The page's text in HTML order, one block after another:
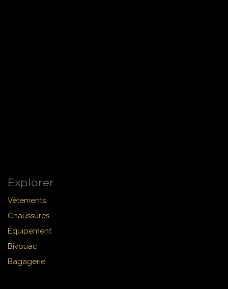
Explorer
Vêtements
Chaussures
Équipement
Bivouac
Bagagerie